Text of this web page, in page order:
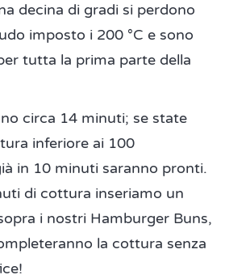
decina di gradi si perdono
imposto i 200 °C e sono
tutta la prima parte della
circa 14 minuti; se state
inferiore ai 100
in 10 minuti saranno pronti.
di cottura inseriamo un
i nostri Hamburger Buns,
la cottura senza